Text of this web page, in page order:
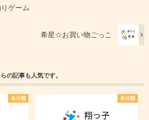
ゲーム
希星☆お買い物ごっこ
の記事も人気です。
未分類 未分類